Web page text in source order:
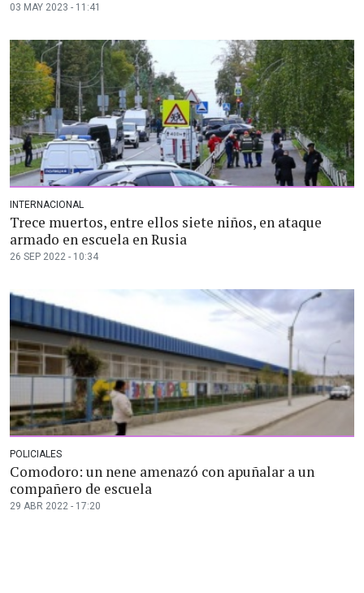
03 MAY 2023 - 11:41
INTERNACIONAL
Trece muertos, entre ellos siete niños, en ataque
armado en escuela en Rusia
26 SEP 2022 - 10:34
POLICIALES
Comodoro: un nene amenazó con apuñalar a un
compañero de escuela
29 ABR 2022 - 17:20